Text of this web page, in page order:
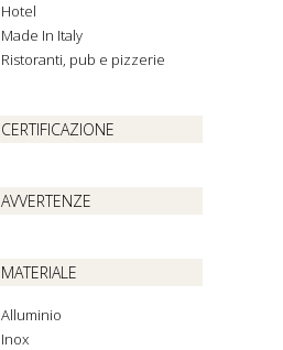
Hotel
Made In Italy
Ristoranti, pub e pizzerie
CERTIFICAZIONE
AVVERTENZE
MATERIALE
Alluminio
Inox